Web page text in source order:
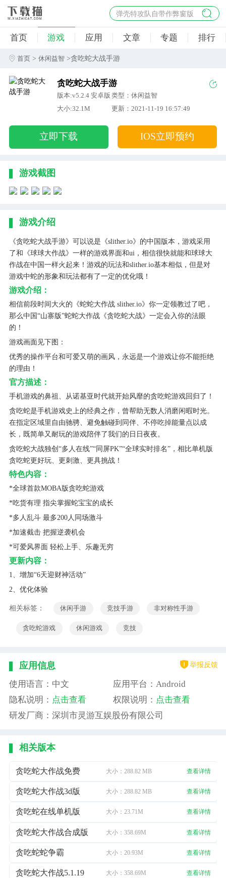
弹壳特攻队自带作弊窗版
杀手47行动
地狱幸存者破解版
首页 游戏 应用 文章 专题 排行
首页 >休闲益智 >贪吃蛇大战手游
贪吃蛇大战手游
版本:v5.2.4 安卓版 类型：休闲益智
大小:32.1M
更新：2021-11-19 16:57:49
立即下载 IOS立即预约
游戏截图
游戏介绍
《贪吃蛇大战手游》可以说是《slither.io》的中国版本，游戏采用
了和《球球大作战》一样的游戏界面和ui，相信很快就能和球球大
作战在中国一样火起来！游戏的玩法和slither.io基本相似，但是对
游戏中蛇的形象和玩法都有了一定的优化哦！
游戏介绍：
相信前段时间大火的《蛇蛇大作战 slither.io》你一定领教过了吧，
那么中国“山寨版”蛇蛇大作战《贪吃蛇大战》一定会入你的法眼
的！
游戏画面见下图：
优秀的操作平台和可爱又萌的画风，永远是一个游戏让你不能拒绝
的理由！
官方描述：
手机游戏的鼻祖、从诺基亚时代就开始风靡的贪吃蛇游戏回归了！
贪吃蛇是手机游戏史上的经典之作，曾帮助无数人消磨闲暇时光。
在指定区域里自由驰骋、避免触碰到同伴、不停吃掉能量点以成
长，既简单又耐玩的游戏陪伴了我们的日日夜夜。
贪吃蛇大战独创“多人在线”“同屏PK”“全球实时排名”，相比单机版
贪吃蛇更好玩、更刺激、更具挑战！
特色内容：
*全球首款MOBA版贪吃蛇游戏
*吃货有理 指尖掌握蛇宝宝的成长
*多人乱斗 最多200人同场激斗
*加速截击 把握逆袭机会
*可爱风界面 轻松上手、乐趣无穷
更新内容：
1、增加“6天迎财神活动”
2、优化体验
相关标签： 休闲手游 竞技手游 非对称性手游
贪吃蛇游戏 休闲游戏 竞技
应用信息 举报反馈
使用语言：中文
应用平台：Android
隐私说明： 点击查看 权限说明： 点击查看
研发厂商：深圳市灵游互娱股份有限公司
相关版本
贪吃蛇大作战免费 大小：288.82 MB 查看详情
贪吃蛇大作战3d版 大小：288.82 MB 查看详情
贪吃蛇在线单机版 大小：23.71M 查看详情
贪吃蛇大作战合成版 大小：358.69M 查看详情
贪吃蛇蛇争霸 大小：20.93M 查看详情
贪吃蛇大作战5.1.19 大小：358.69M 查看详情